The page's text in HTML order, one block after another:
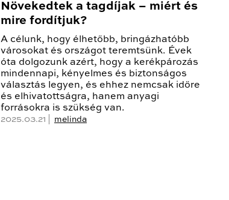
Növekedtek a tagdíjak – miért és
mire fordítjuk?
A célunk, hogy élhetőbb, bringázhatóbb
városokat és országot teremtsünk. Évek
óta dolgozunk azért, hogy a kerékpározás
mindennapi, kényelmes és biztonságos
választás legyen, és ehhez nemcsak időre
és elhivatottságra, hanem anyagi
forrásokra is szükség van.
2025.03.21 | melinda